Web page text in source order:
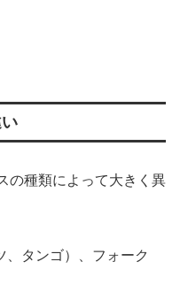
の種類によって大きく異
、タンゴ）、フォーク